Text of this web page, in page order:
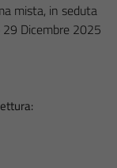
mista, in seduta
29 Dicembre 2025